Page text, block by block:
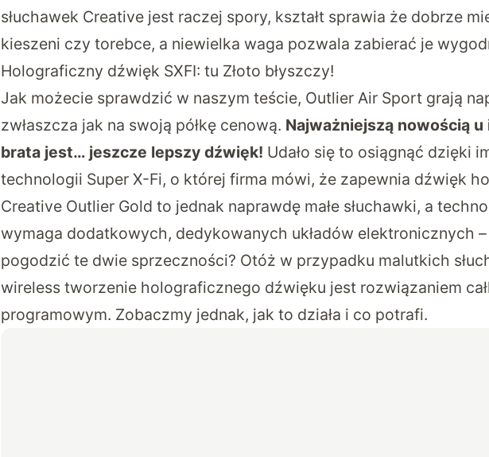
słuchawek Creative jest raczej spory, kształt sprawia że dobrze
kieszeni czy torebce, a niewielka waga pozwala zabierać je
Holograficzny dźwięk SXFI: tu Złoto błyszczy!
Jak możecie sprawdzić w naszym teście, Outlier Air Sport grają
zwłaszcza jak na swoją półkę cenową. Najważniejszą nowością u
brata jest… jeszcze lepszy dźwięk! Udało się to osiągnąć dzięki
technologii Super X-Fi, o której firma mówi, że zapewnia dźwięk
Creative Outlier Gold to jednak naprawdę małe słuchawki, a
wymaga dodatkowych, dedykowanych układów elektronicznych –
pogodzić te dwie sprzeczności? Otóż w przypadku malutkich
wireless tworzenie holograficznego dźwięku jest rozwiązaniem
programowym. Zobaczmy jednak, jak to działa i co potrafi.